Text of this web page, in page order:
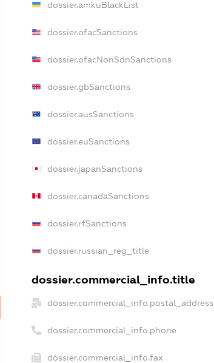
dossier.amkuBlackList
dossier.ofacSanctions
dossier.ofacNonSdnSanctions
dossier.gbSanctions
dossier.ausSanctions
dossier.euSanctions
dossier.japanSanctions
dossier.canadaSanctions
dossier.rfSanctions
dossier.russian_reg_title
dossier.commercial_info.title
dossier.commercial_info.postal_address
dossier.commercial_info.phone
dossier.commercial_info.fax